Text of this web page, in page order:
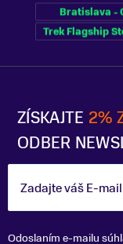
ZÍSKAJTE 2%
ODBER
Zadajte váš E-mail
Odoslaním e-mailu
Bratislava -
Trek Flagship